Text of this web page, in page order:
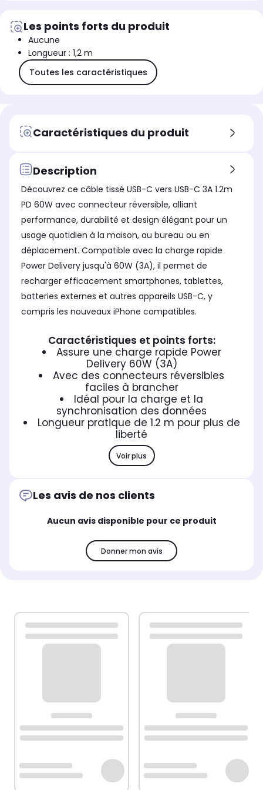
Les points forts du produit
Aucune
Longueur : 1,2 m
Toutes les caractéristiques
Caractéristiques du produit
Description
Découvrez ce câble tissé USB-C vers USB-C 3A 1.2m
PD 60W avec connecteur réversible, alliant
performance, durabilité et design élégant pour un
usage quotidien à la maison, au bureau ou en
déplacement. Compatible avec la charge rapide
Power Delivery jusqu'à 60W (3A), il permet de
recharger efficacement smartphones, tablettes,
batteries externes et autres appareils USB-C, y
compris les nouveaux iPhone compatibles.
Caractéristiques et points forts:
Assure une charge rapide Power
Delivery 60W (3A)
Avec des connecteurs réversibles
faciles à brancher
Idéal pour la charge et la
synchronisation des données
Longueur pratique de 1.2 m pour plus de
liberté
Voir plus
Les avis de nos clients
Aucun avis disponible pour ce produit
Donner mon avis